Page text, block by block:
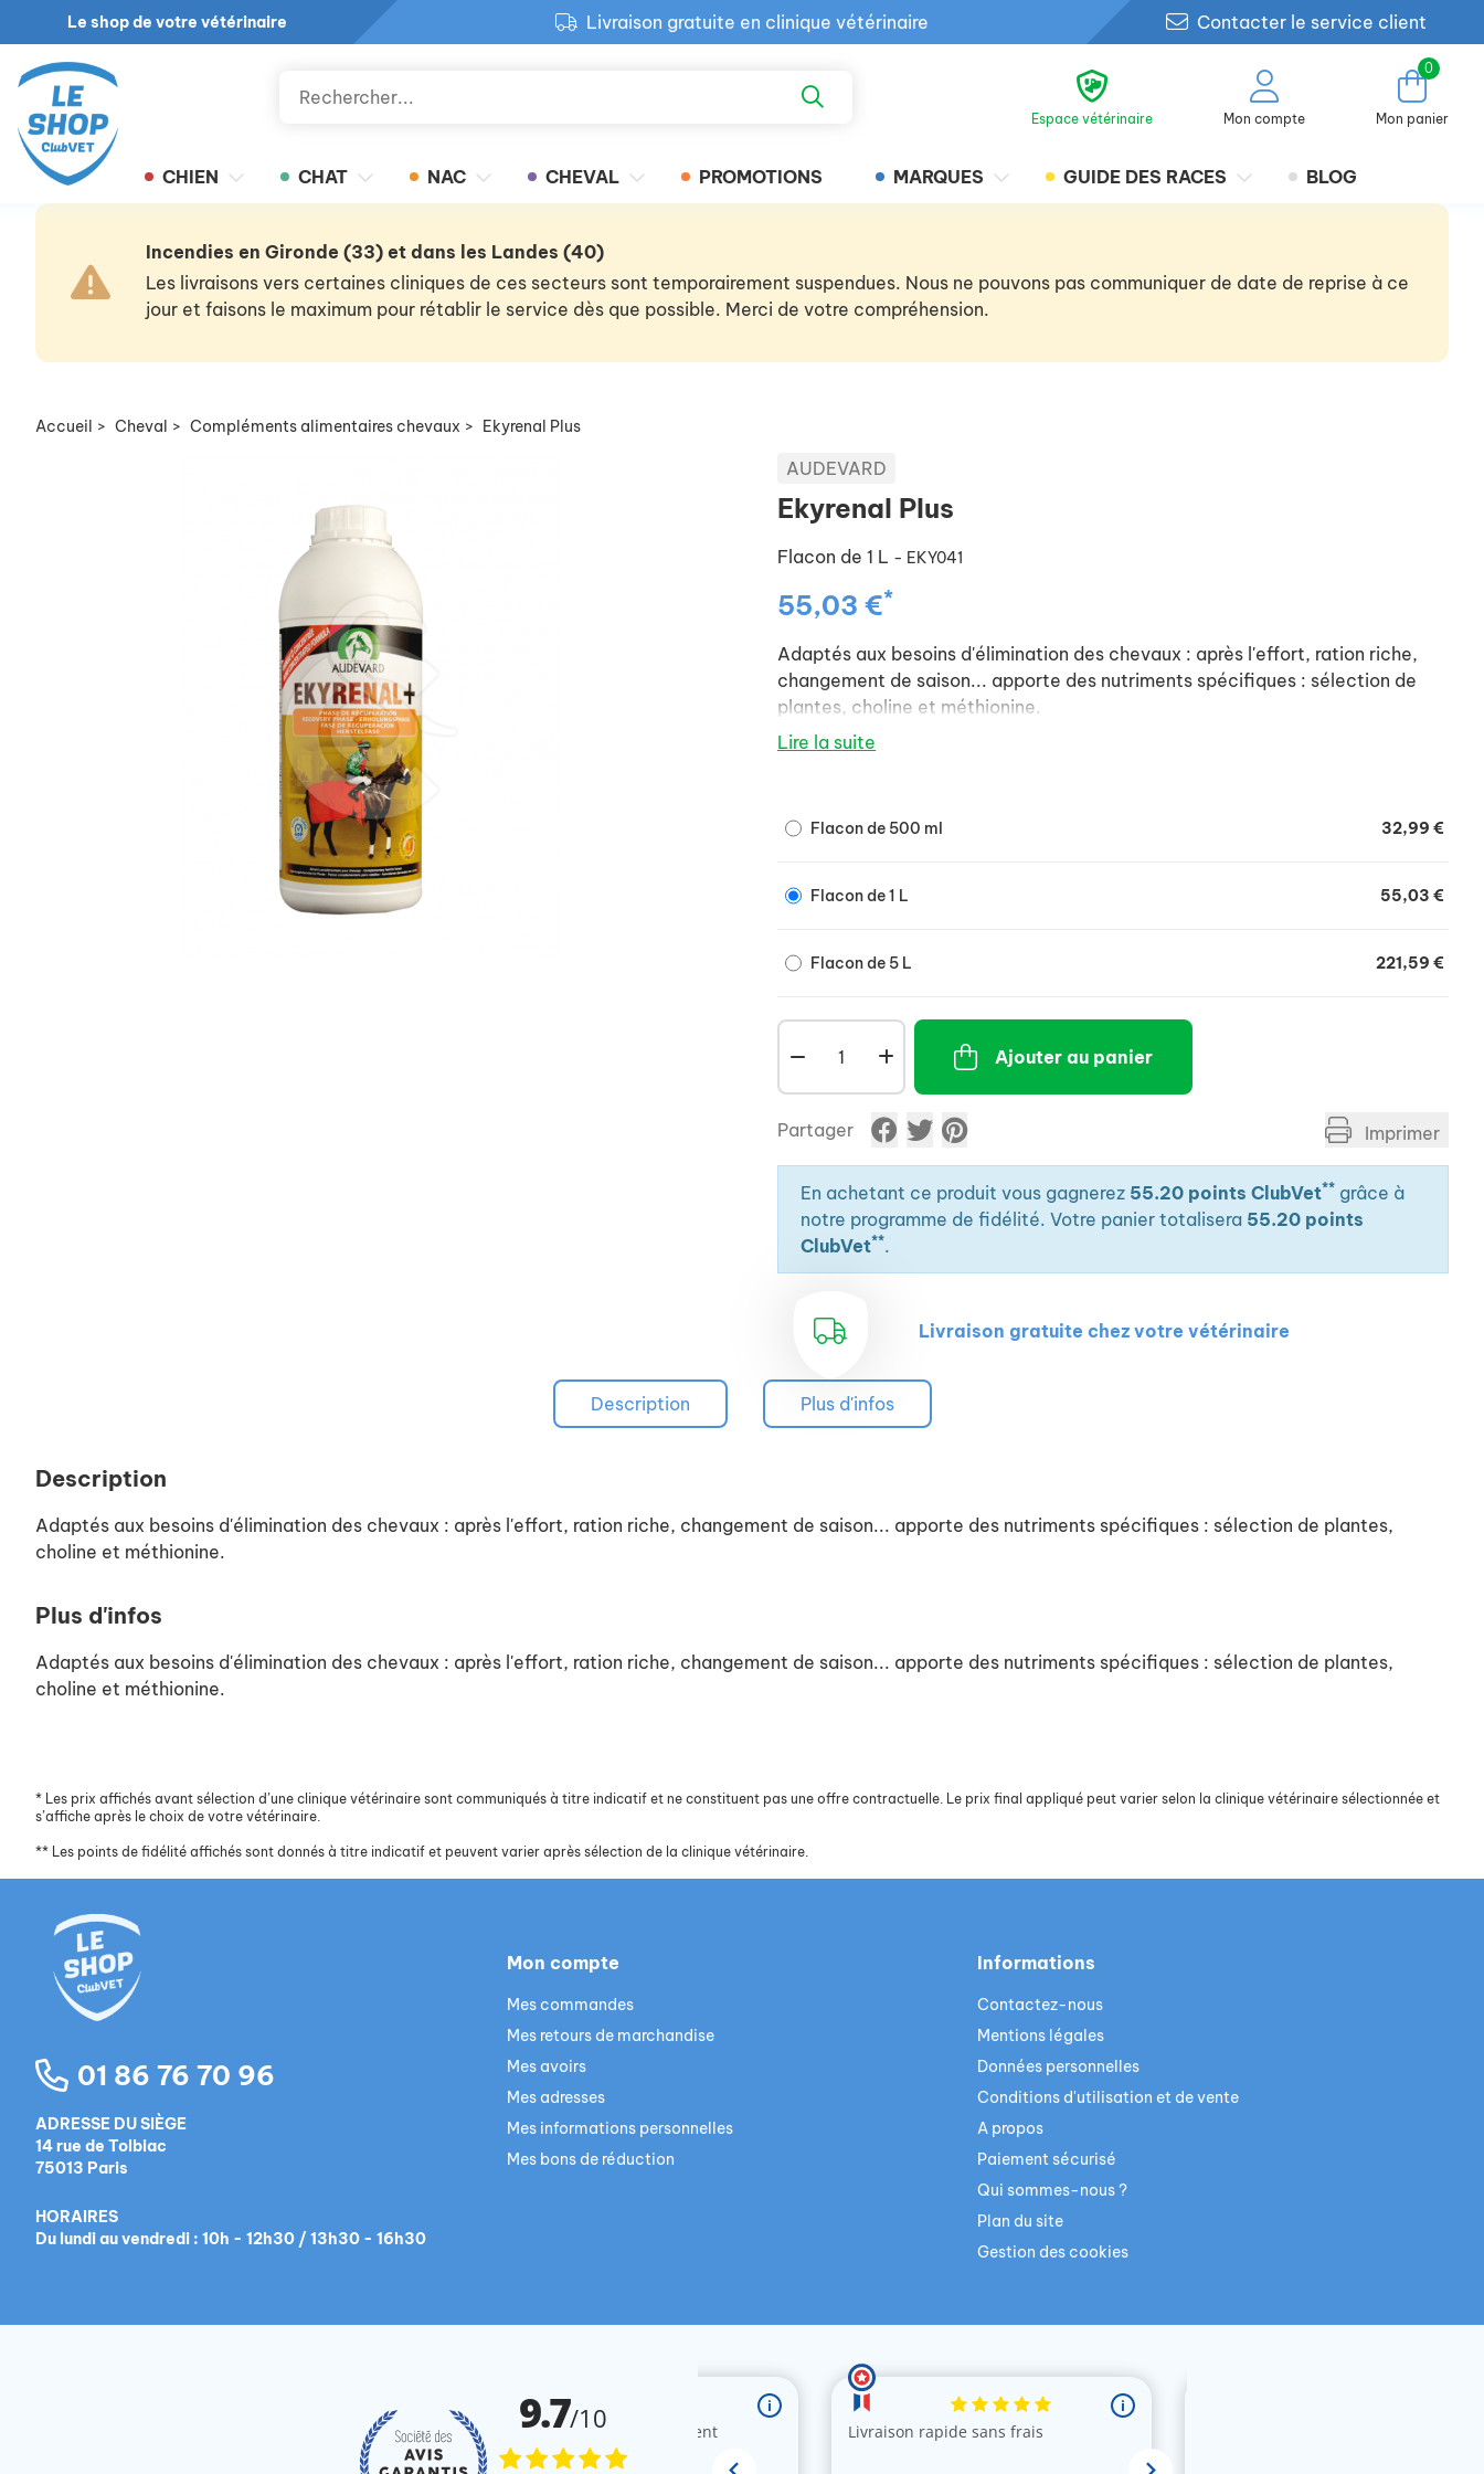
Le shop de votre vétérinaire
Livraison gratuite en clinique vétérinaire
Retour produit gratuit en clinique
Contacter le service client
Espace vétérinaire Mon compte
0
Mon panier
CHIEN CHAT NAC CHEVAL PROMOTIONS MARQUES GUIDE DES RACES BLOG
Incendies en Gironde (33) et dans les Landes (40)
Les livraisons vers certaines cliniques de ces secteurs sont temporairement suspendues. Nous ne pouvons pas communiquer de date de reprise à ce
jour et faisons le maximum pour rétablir le service dès que possible. Merci de votre compréhension.
Accueil > Cheval > Compléments alimentaires chevaux > Ekyrenal Plus
AUDEVARD
Ekyrenal Plus
Flacon de 1 L - EKY041
55,03 €*
Adaptés aux besoins d'élimination des chevaux : après l'effort, ration riche,
changement de saison... apporte des nutriments spécifiques : sélection de
plantes, choline et méthionine.
Lire la suite
Flacon de 500 ml 32,99 €
Flacon de 1 L 55,03 €
Flacon de 5 L 221,59 €
Ajouter au panier
Partager Imprimer
En achetant ce produit vous gagnerez 55.20 points ClubVet** grâce à
notre programme de fidélité. Votre panier totalisera 55.20 points
ClubVet**.
Livraison gratuite chez votre vétérinaire
Description Plus d'infos
Description
Adaptés aux besoins d'élimination des chevaux : après l'effort, ration riche, changement de saison... apporte des nutriments spécifiques : sélection de plantes,
choline et méthionine.
Plus d'infos
Adaptés aux besoins d'élimination des chevaux : après l'effort, ration riche, changement de saison... apporte des nutriments spécifiques : sélection de plantes,
choline et méthionine.
* Les prix affichés avant sélection d’une clinique vétérinaire sont communiqués à titre indicatif et ne constituent pas une offre contractuelle. Le prix final appliqué peut varier selon la clinique vétérinaire sélectionnée et
s’affiche après le choix de votre vétérinaire.
** Les points de fidélité affichés sont donnés à titre indicatif et peuvent varier après sélection de la clinique vétérinaire.
01 86 76 70 96
ADRESSE DU SIÈGE
14 rue de Tolbiac
75013 Paris
HORAIRES
Du lundi au vendredi : 10h - 12h30 / 13h30 - 16h30
Mon compte
Mes commandes
Mes retours de marchandise
Mes avoirs
Mes adresses
Mes informations personnelles
Mes bons de réduction
Informations
Contactez-nous
Mentions légales
Données personnelles
Conditions d'utilisation et de vente
A propos
Paiement sécurisé
Qui sommes-nous ?
Plan du site
Gestion des cookies